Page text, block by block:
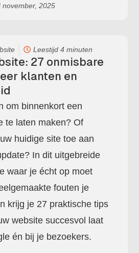
november, 2025
Leestijd 4 minuten
27 onmisbare
klanten en
om binnenkort een
te laten maken? Of
huidige site toe aan
In dit uitgebreide
waar je écht op moet
fouten je
krijg je 27 praktische tips
website succesvol laat
én bij je bezoekers.